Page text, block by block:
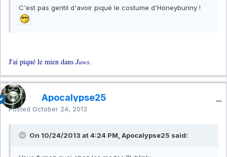
C'est pas gentil d'avoir piqué le costume d'Honeybunny !
J'ai piqué le mien dans Jaws.
Apocalypse25
Posted October 24, 2013
On 10/24/2013 at 4:24 PM, Apocalypse25 said: